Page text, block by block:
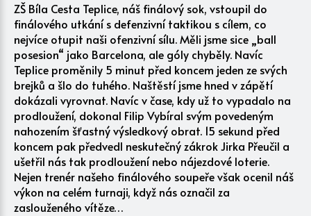
ZŠ Bíla Cesta Teplice, náš finálový sok, vstoupil do
finálového utkání s defenzivní taktikou s cílem, co
nejvíce otupit naši ofenzivní sílu. Měli jsme sice „ball
posesion“ jako Barcelona, ale góly chyběly. Navíc
Teplice proměnily 5 minut před koncem jeden ze svých
brejků a šlo do tuhého. Naštěstí jsme hned v zápětí
dokázali vyrovnat. Navíc v čase, kdy už to vypadalo na
prodloužení, dokonal Filip Vybíral svým povedeným
nahozením šťastný výsledkový obrat. 15 sekund před
koncem pak předvedl neskutečný zákrok Jirka Přeučil a
ušetřil nás tak prodloužení nebo nájezdové loterie.
Nejen trenér našeho finálového soupeře však ocenil náš
výkon na celém turnaji, když nás označil za
zaslouženého vítěze…